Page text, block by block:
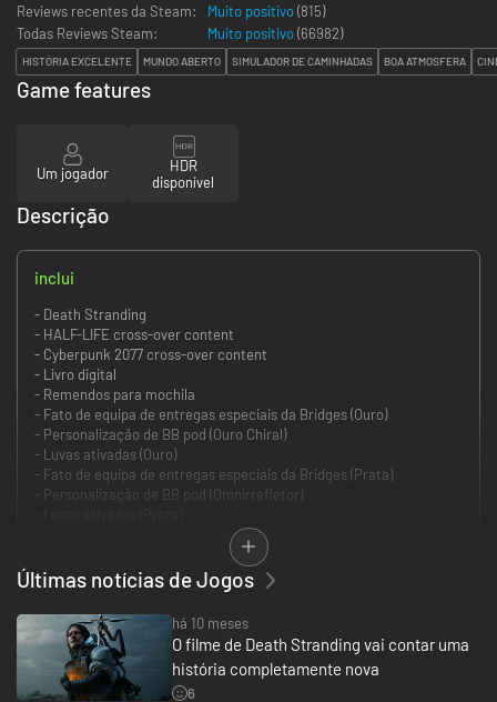
Reviews recentes da Steam:
Muito positivo(815)
Todas Reviews Steam:
Muito positivo(66982)
HISTÓRIA EXCELENTE MUNDO ABERTO SIMULADOR DE CAMINHADAS BOA ATMOSFERA
Game features
Um jogador
HDR
disponível
Descrição
inclui
- Death Stranding
- HALF-LIFE cross-over content
- Cyberpunk 2077 cross-over content
- Livro digital
- Remendos para mochila
- Fato de equipa de entregas especiais da Bridges (Ouro)
- Personalização de BB pod (Ouro Chiral)
- Luvas ativadas (Ouro)
- Fato de equipa de entregas especiais da Bridges (Prata)
- Personalização de BB pod (Omnirrefletor)
O lendário criador Hideo Kojima traz uma nova experiência no género,
agora expandida nesta VERSÃO DO REALIZADOR definitiva.
No futuro, um evento misterioso conhecido como Death Stranding abriu
uma porta entre os vivos e os mortos, levando criaturas grotescas da vida
após a morte a vaguear por um mundo caído manchado por uma
sociedade desolada.
Últimas notícias de Jogos
há 10 meses
O filme de Death Stranding vai contar uma
história completamente nova
6